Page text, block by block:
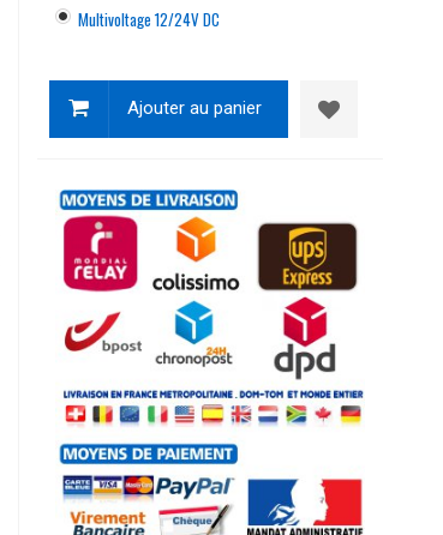
Multivoltage 12/24V DC
Ajouter au panier